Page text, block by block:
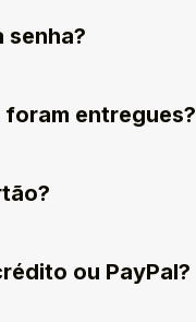
senha?
entregues?
ou PayPal?